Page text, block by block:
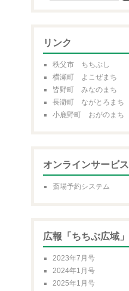
リンク
秩父市 ちちぶし
横瀬町 よこぜまち
皆野町 みなのまち
長瀞町 ながとろまち
小鹿野町 おがのまち
オンラインサービス
斎場予約システム
広報「ちちぶ広域」
2023年7月号
2024年1月号
2025年1月号